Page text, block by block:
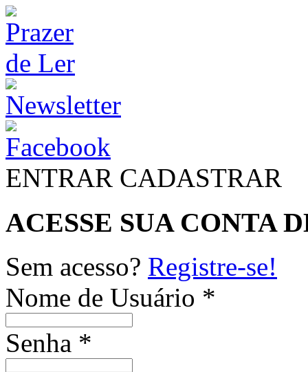
ENTRAR CADASTRAR
ACESSE SUA CONTA
Sem acesso? Registre-se!
Nome de Usuário *
Senha *